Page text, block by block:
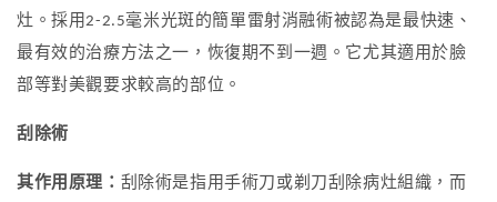
灶。採用2-2.5毫米光斑的簡單雷射消融術被認為是最快速、
最有效的治療方法之一，恢復期不到一週。它尤其適用於臉
部等對美觀要求較高的部位。
刮除術
其作用原理： 刮除術是指用手術刀或剃刀刮除病灶組織，而